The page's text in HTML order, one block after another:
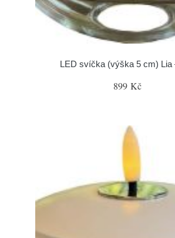
LED svíčka (výška 5 cm) Lia
899 Kč